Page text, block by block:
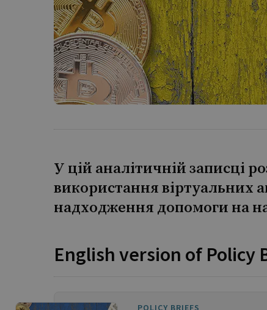
У цій аналітичній записці
використання віртуальних
надходження допомоги на
English version of Policy
POLICY BRIEFS